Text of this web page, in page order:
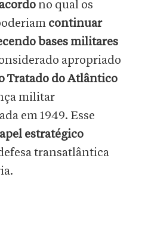
no qual os
continuar
bases militares
apropriado
Tratado do Atlântico
militar
em 1949. Esse
estratégico
transatlântica